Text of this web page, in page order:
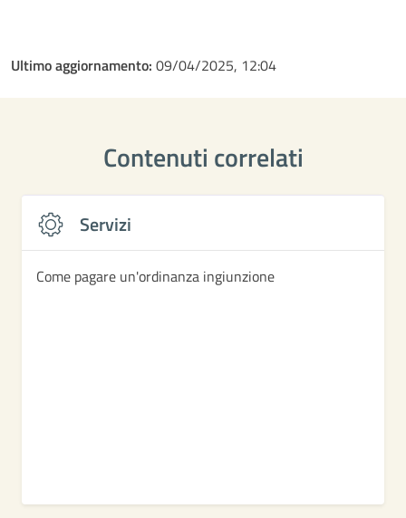
Ultimo aggiornamento: 09/04/2025, 12:04
Contenuti correlati
Servizi
Come pagare un'ordinanza ingiunzione